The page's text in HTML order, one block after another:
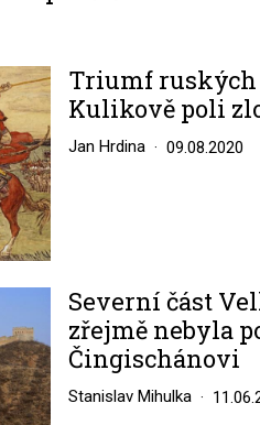
Triumf
Kulikově poli
Jan Hrdina 09.08.2020
Severní část
zřejmě nebyla
Čingischánovi
Stanislav Mihulka